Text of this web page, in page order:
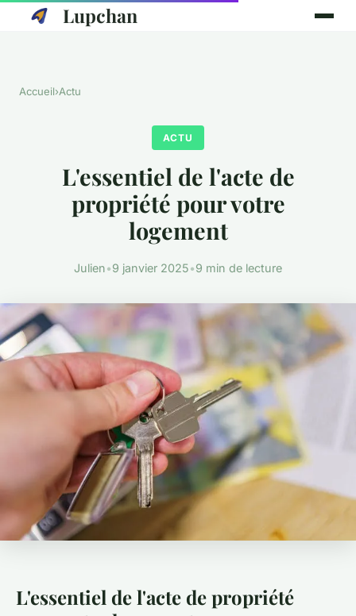
Lupchan
Accueil›Actu
ACTU
L'essentiel de l'acte de
propriété pour votre
logement
Julien•9 janvier 2025•9 min de lecture
L'essentiel de l'acte de propriété